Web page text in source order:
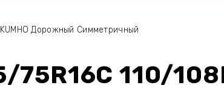
Дорожный Симметричный
75R16C 110/